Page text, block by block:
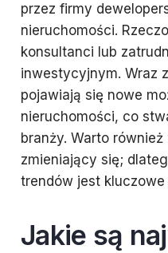
przez firmy
nieruchomości.
konsultanci lub
inwestycyjnym. Wraz
pojawiają się nowe
nieruchomości, co
branży. Warto
zmieniający się;
trendów jest
Jakie są